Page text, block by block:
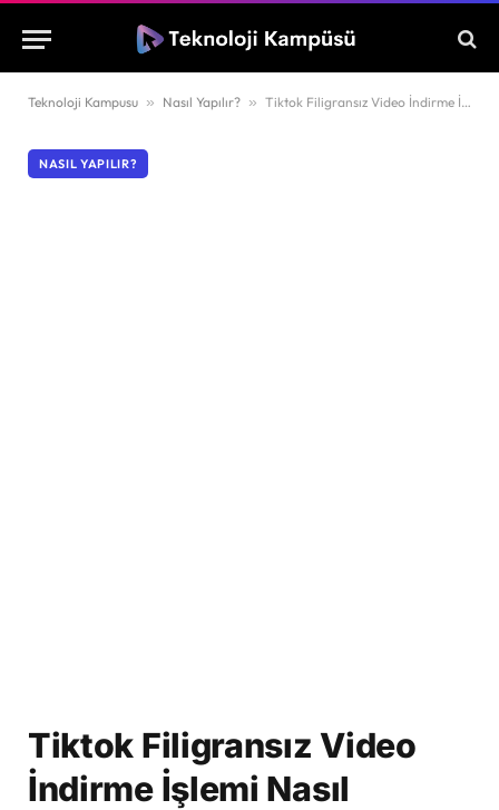
Teknoloji Kampusu » Nasıl Yapılır? » Tiktok Filigransız Video İndirme İşlemi Nasıl Yapılır?
NASIL YAPILIR?
Tiktok Filigransız Video
İndirme İşlemi Nasıl